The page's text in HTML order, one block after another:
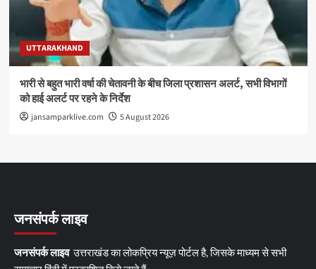
UTTARAKHAND
भारी से बहुत भारी वर्षा की चेतावनी के बीच जिला प्रशासन अलर्ट, सभी विभागों
को हाई अलर्ट पर रहने के निर्देश
jansamparklive.com 5 August 2026
जनसंपर्क लाइव
जनसंपर्क लाइवउत्तराखंड का लोकप्रिय न्यूज़ पोर्टल है, जिसके माध्यम से सभी